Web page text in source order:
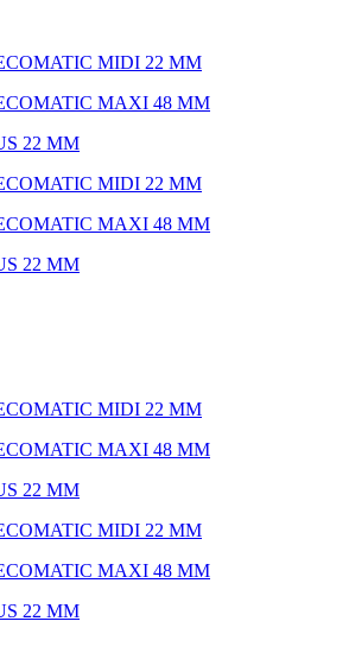
MIDI 22 ММ
MAXI 48 ММ
22 ММ
MIDI 22 ММ
MAXI 48 ММ
22 ММ
MIDI 22 ММ
MAXI 48 ММ
22 ММ
MIDI 22 ММ
MAXI 48 ММ
22 ММ